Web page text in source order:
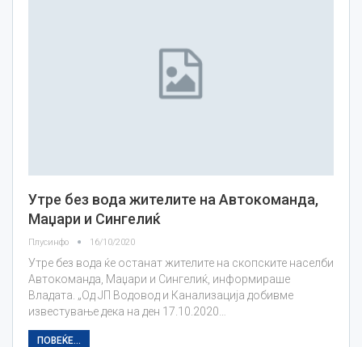
Утре без вода жителите на Автокоманда,
Маџари и Сингелиќ
Плусинфо 16/10/2020
Утре без вода ќе останат жителите на скопските населби
Автокоманда, Маџари и Сингелиќ, информираше
Владата. „Од ЈП Водовод и Канализација добивме
известување дека на ден 17.10.2020…
ПОВЕЌЕ...